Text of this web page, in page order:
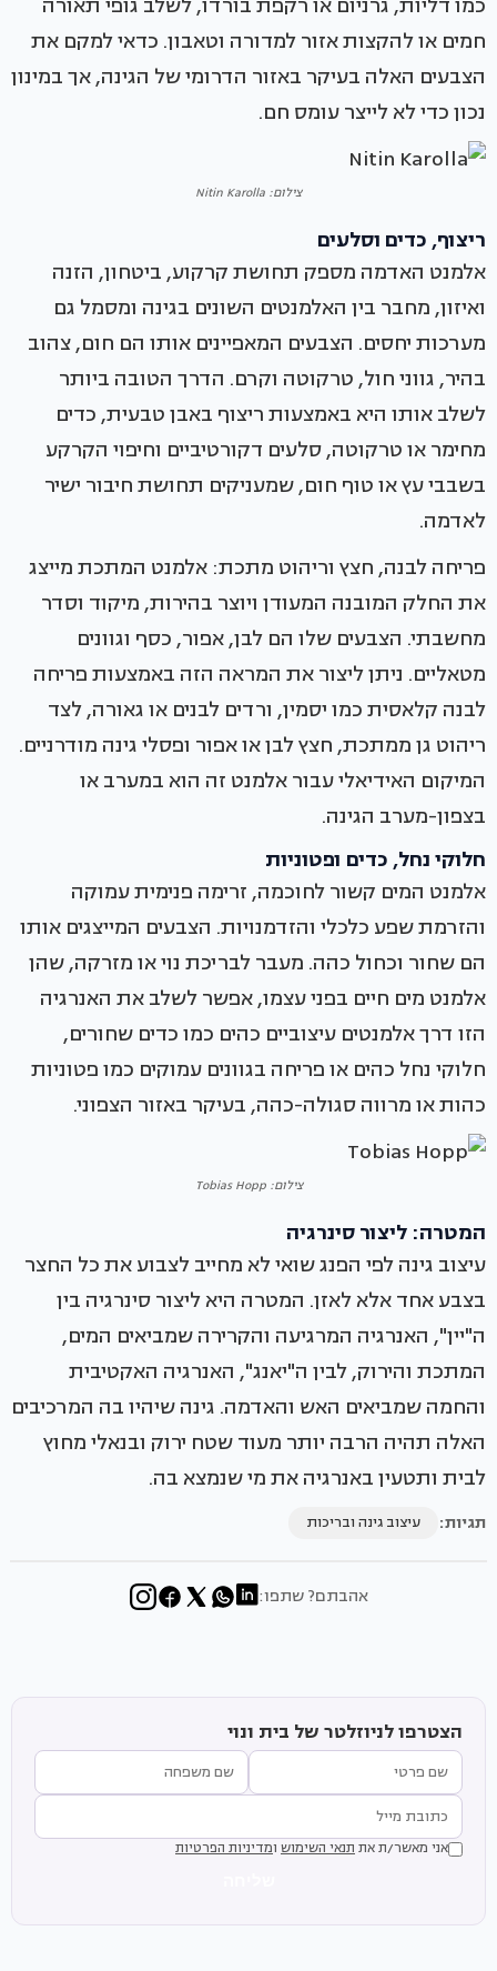
חמים או להקצות אזור למדורה וטאבון. כדאי למקם את
הצבעים האלה בעיקר באזור הדרומי של הגינה, אך במינון
נכון כדי לא לייצר עומס חם.
צילום: Nitin Karolla
ריצוף, כדים וסלעים
אלמנט האדמה מספק תחושת קרקוע, ביטחון, הזנה
ואיזון, מחבר בין האלמנטים השונים בגינה ומסמל גם
מערכות יחסים. הצבעים המאפיינים אותו הם חום, צהוב
בהיר, גווני חול, טרקוטה וקרם. הדרך הטובה ביותר
לשלב אותו היא באמצעות ריצוף באבן טבעית, כדים
מחימר או טרקוטה, סלעים דקורטיביים וחיפוי הקרקע
בשבבי עץ או טוף חום, שמעניקים תחושת חיבור ישיר
לאדמה.
פריחה לבנה, חצץ וריהוט מתכת: אלמנט המתכת מייצג
את החלק המובנה המעודן ויוצר בהירות, מיקוד וסדר
מחשבתי. הצבעים שלו הם לבן, אפור, כסף וגוונים
מטאליים. ניתן ליצור את המראה הזה באמצעות פריחה
לבנה קלאסית כמו יסמין, ורדים לבנים או גאורה, לצד
ריהוט גן ממתכת, חצץ לבן או אפור ופסלי גינה מודרניים.
המיקום האידיאלי עבור אלמנט זה הוא במערב או
בצפון-מערב הגינה.
חלוקי נחל, כדים ופטוניות
אלמנט המים קשור לחוכמה, זרימה פנימית עמוקה
והזרמת שפע כלכלי והזדמנויות. הצבעים המייצגים אותו
הם שחור וכחול כהה. מעבר לבריכת נוי או מזרקה, שהן
אלמנט מים חיים בפני עצמו, אפשר לשלב את האנרגיה
הזו דרך אלמנטים עיצוביים כהים כמו כדים שחורים,
חלוקי נחל כהים או פריחה בגוונים עמוקים כמו פטוניות
כהות או מרווה סגולה-כהה, בעיקר באזור הצפוני.
צילום: Tobias Hopp
המטרה: ליצור סינרגיה
עיצוב גינה לפי הפנג שואי לא מחייב לצבוע את כל החצר
בצבע אחד אלא לאזן. המטרה היא ליצור סינרגיה בין
ה"יין", האנרגיה המרגיעה והקרירה שמביאים המים,
המתכת והירוק, לבין ה"יאנג", האנרגיה האקטיבית
והחמה שמביאים האש והאדמה. גינה שיהיו בה המרכיבים
האלה תהיה הרבה יותר מעוד שטח ירוק ובנאלי מחוץ
לבית ותטעין באנרגיה את מי שנמצא בה.
תגיות: עיצוב גינה ובריכות
אהבתם? שתפו:
הצטרפו לניוזלטר של בית ונוי
אני מאשר/ת את תנאי השימוש ומדיניות הפרטיות